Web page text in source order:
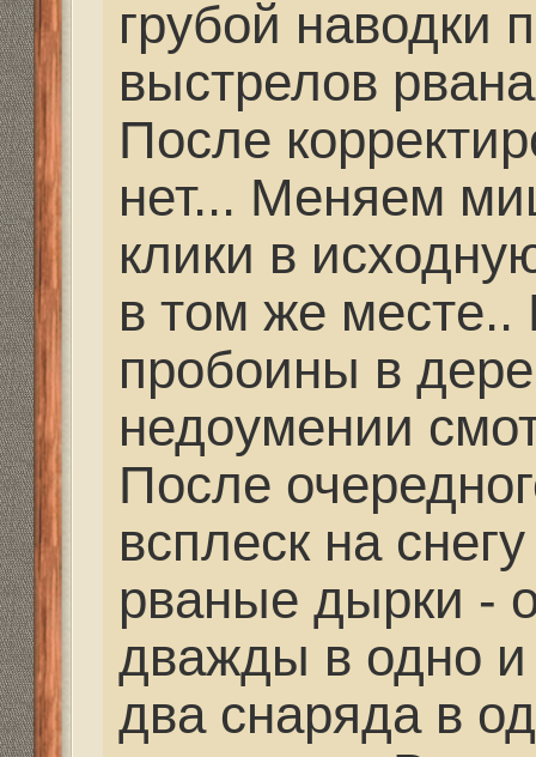
дистанциям. Будем
координат,
стрельбе.
Re: Как и где купить
Дальнобойное-
Mikhalich» 23 фев
partizan писал(а):
Mikhalich
Сейчас
для разработки
цевья.
У меня в друзьях, в